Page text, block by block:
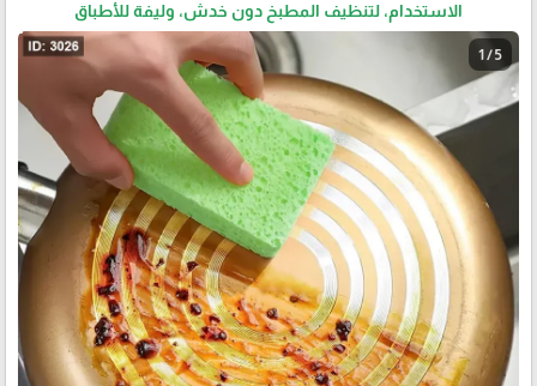
الاستخدام، لتنظيف المطبخ دون خدش، وليفة للأطباق
1 / 5